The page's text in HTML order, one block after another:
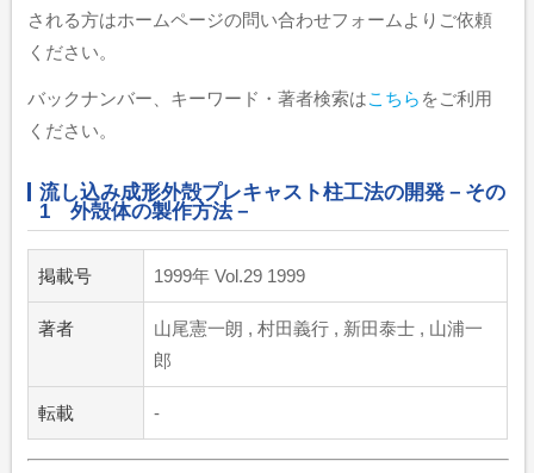
される方はホームページの問い合わせフォームよりご依頼
ください。
バックナンバー、キーワード・著者検索はこちら をご利用
ください。
流し込み成形外殻プレキャスト柱工法の開発－その
1 外殻体の製作方法－
掲載号 1999年 Vol.29 1999
著者
山尾憲一朗 , 村田義行 , 新田泰士 , 山浦一
郎
転載 -